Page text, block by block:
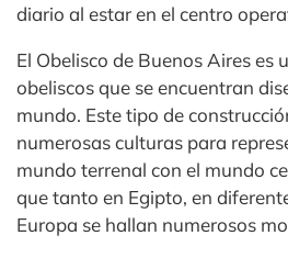
diario al estar en el centro
El Obelisco de Buenos Aires es
obeliscos que se encuentran
mundo. Este tipo de
numerosas culturas para
mundo terrenal con el mundo
que tanto en Egipto, en
Europa se hallan numerosos